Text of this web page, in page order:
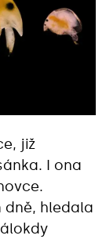
již
I ona
dně, hledala